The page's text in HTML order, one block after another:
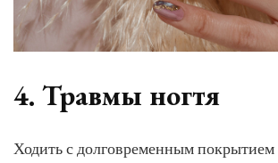
4. Травмы ногтя
Ходить с долговременным